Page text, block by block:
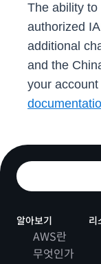
The ability
authorized
additional
and the
your
알아보기
AWS란
무엇인가
리